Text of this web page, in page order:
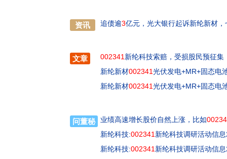
资讯 追债逾3亿元，光大银行起诉新纶新材
文章 002341 新纶科技索赔，受损股民预征集
新纶新材002341光伏发电+MR+固态电
新纶新材002341光伏发电+MR+固态电
问董秘 业绩高速增长股价自然上涨，比如
新纶科技:002341 新纶科技调研活动信
新纶科技:002341 新纶科技调研活动信